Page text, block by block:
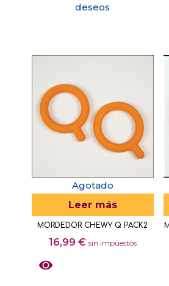
deseos
Agotado
Leer más
MORDEDOR CHEWY Q PACK2
16,99 € sin impuestos